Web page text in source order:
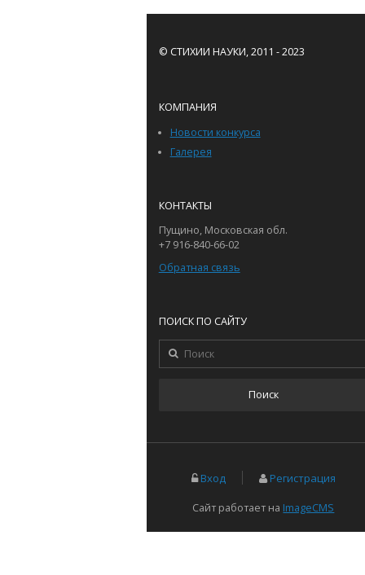
© СТИХИИ НАУКИ, 2011 - 2023
КОМПАНИЯ
Новости конкурса
Галерея
КОНТАКТЫ
Пущино, Московская обл.
+7 916-840-66-02
Обратная связь
ПОИСК ПО САЙТУ
Вход Регистрация
Сайт работает на ImageCMS